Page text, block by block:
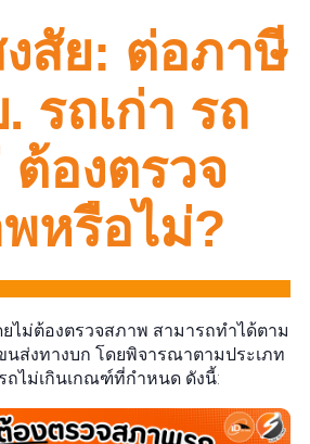
สัย: ต่อภาษี
รถเก่า รถ
ต้องตรวจ
หรือไม่?
ไม่ต้องตรวจสภาพ สามารถทำได้ตาม
นส่งทางบก โดยพิจารณาตามประเภท
ถไม่เกินเกณฑ์ที่กำหนด ดังนี้: